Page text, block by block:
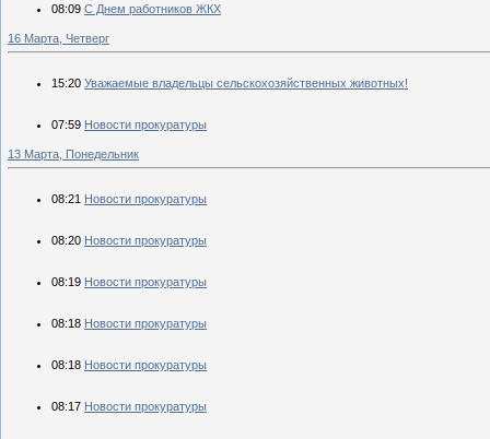
08:09 С Днем работников ЖКХ
16 Марта, Четверг
15:20 Уважаемые владельцы сельскохозяйственных животных!
07:59 Новости прокуратуры
13 Марта, Понедельник
08:21 Новости прокуратуры
08:20 Новости прокуратуры
08:19 Новости прокуратуры
08:18 Новости прокуратуры
08:18 Новости прокуратуры
08:17 Новости прокуратуры